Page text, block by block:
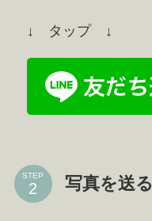
↓ タップ ↓
STEP 写真を送る